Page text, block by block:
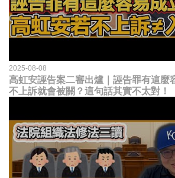
2025-08-08
高虹安誣告案二審出爐｜誣告罪有這麼
不上訴就會被關？這句話其實不太對！